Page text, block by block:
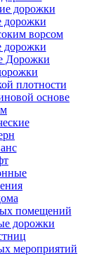
дорожки
дорожки
ворсом
дорожки
Дорожки
плотности
основе
помещений
дорожки
мероприятий